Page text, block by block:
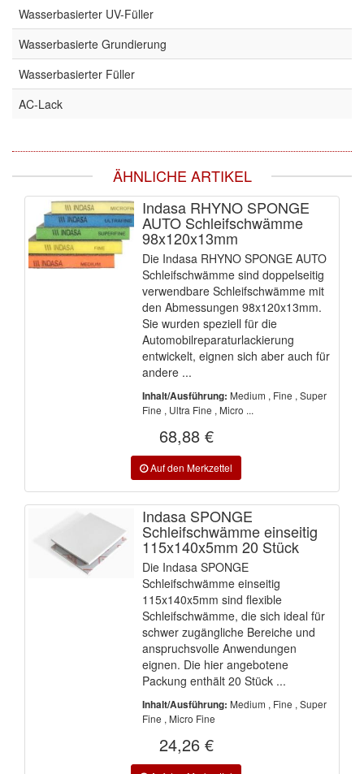
Wasserbasierter UV-Füller
Wasserbasierte Grundierung
Wasserbasierter Füller
AC-Lack
ÄHNLICHE ARTIKEL
Indasa RHYNO SPONGE
AUTO Schleifschwämme
98x120x13mm
Die Indasa RHYNO SPONGE AUTO
Schleifschwämme sind doppelseitig
verwendbare Schleifschwämme mit
den Abmessungen 98x120x13mm.
Sie wurden speziell für die
Automobilreparaturlackierung
entwickelt, eignen sich aber auch für
andere ...
Inhalt/Ausführung: Medium , Fine , Super
Fine , Ultra Fine , Micro ...
68,88 €
Indasa SPONGE
Schleifschwämme einseitig
115x140x5mm 20 Stück
Die Indasa SPONGE
Schleifschwämme einseitig
115x140x5mm sind flexible
Schleifschwämme, die sich ideal für
schwer zugängliche Bereiche und
anspruchsvolle Anwendungen
eignen. Die hier angebotene
Packung enthält 20 Stück ...
Inhalt/Ausführung: Medium , Fine , Super
Fine , Micro Fine
24,26 €